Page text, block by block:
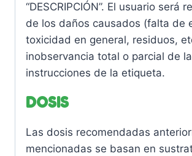
“DESCRIPCIÓN”. El usuario será
de los daños causados (falta de
toxicidad en general, residuos,
inobservancia total o parcial de
instrucciones de la etiqueta.
DOSIS
Las dosis recomendadas
mencionadas se basan en